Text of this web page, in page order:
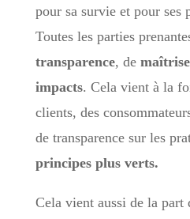
pour sa survie et pour ses
Toutes les parties
transparence, de
impacts. Cela vient à la
clients, des
de transparence sur les
principes plus verts.
Cela vient aussi de la part